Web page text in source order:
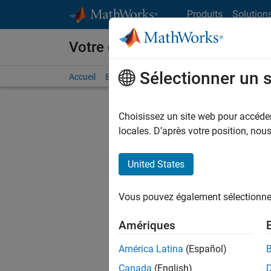
Produits
Votre carrière chez MathWorks
Accueil Explorer nos opportunités Adresses de
FILTRER
d'offre
Les
Sélectionner un
Choisissez un site web pour
locales. D’après votre position,
United States
Vous pouvez également
Amériques
América Latina (Español)
Canada (English)